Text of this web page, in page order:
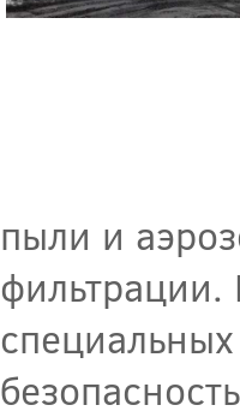
пыли и
фильтрации.